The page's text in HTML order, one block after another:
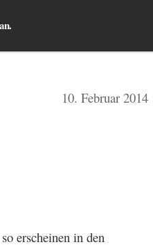
10. Februar 2014
erscheinen in den